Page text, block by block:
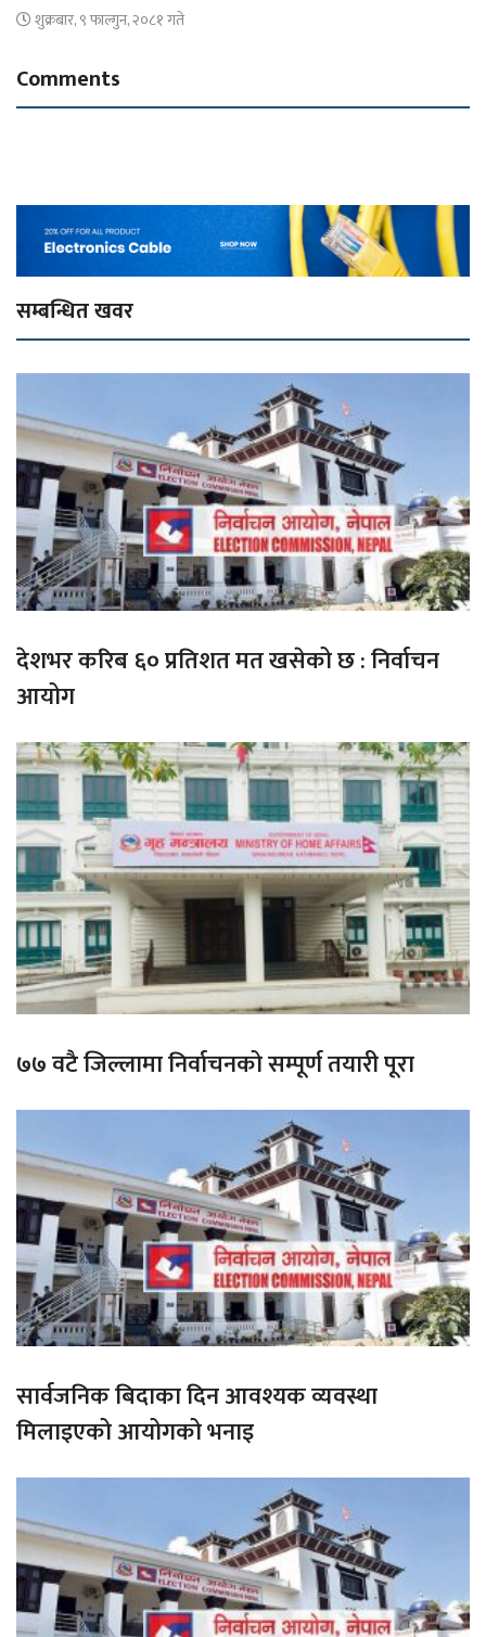
शुक्रबार, ९ फाल्गुन, २०८१ गते
Comments
सम्बन्धित खवर
देशभर करिब ६० प्रतिशत मत खसेको छ : निर्वाचन
आयोग
७७ वटै जिल्लामा निर्वाचनको सम्पूर्ण तयारी पूरा
सार्वजनिक बिदाका दिन आवश्यक व्यवस्था
मिलाइएको आयोगको भनाइ